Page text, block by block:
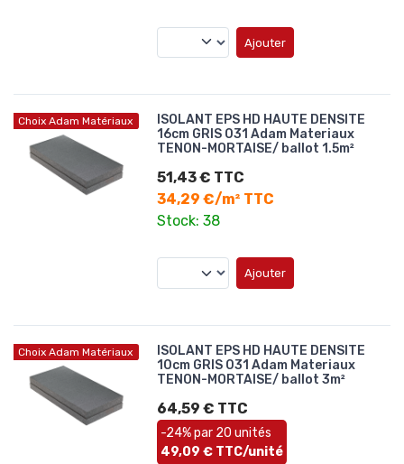
Ajouter
Choix Adam Matériaux
ISOLANT EPS HD HAUTE DENSITE
16cm GRIS 031 Adam Materiaux
TENON-MORTAISE/ ballot 1.5m²
51,43 € TTC
34,29 €/m² TTC
Stock: 38
Ajouter
Choix Adam Matériaux
ISOLANT EPS HD HAUTE DENSITE
10cm GRIS 031 Adam Materiaux
TENON-MORTAISE/ ballot 3m²
64,59 € TTC
-24% par 20 unités
49,09 € TTC/unité